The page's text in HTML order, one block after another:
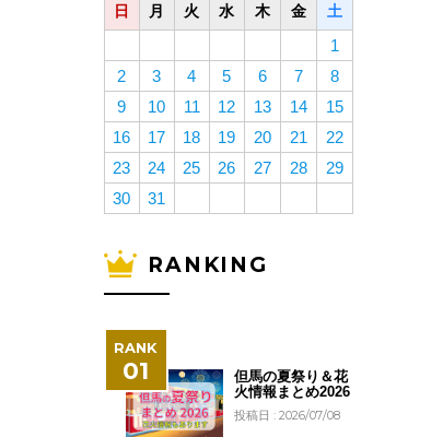
日 月 火 水 木 金 土
1
2
3 4 5 6 7
8
9
10 11 12 13 14
15
16
17 18 19 20 21
22
23
24 25 26 27 28
29
30
31
RANKING
但馬の夏祭り＆花
火情報まとめ2026
投稿日 : 2026/07/08